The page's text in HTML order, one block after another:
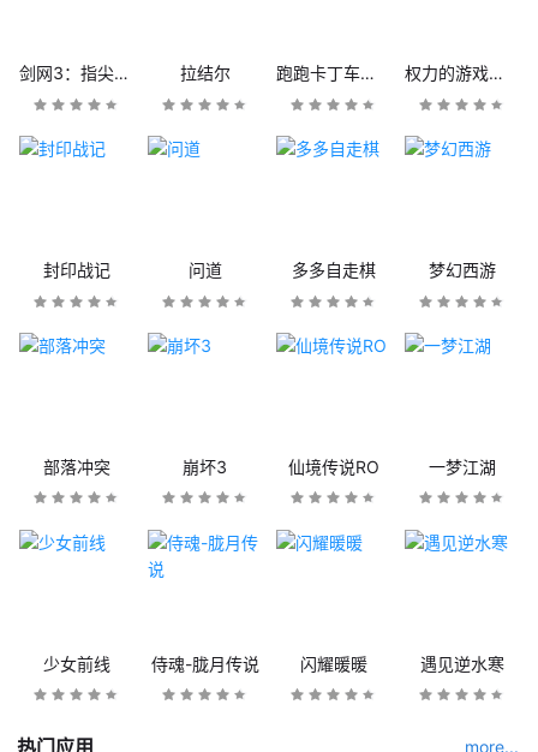
剑网3：指尖江湖 拉结尔 跑跑卡丁车官方竞速版 权力的游戏：凛冬将至
封印战记 问道 多多自走棋 梦幻西游
部落冲突 崩坏3 仙境传说RO 一梦江湖
少女前线 侍魂-胧月传说 闪耀暖暖 遇见逆水寒
热门应用 more...